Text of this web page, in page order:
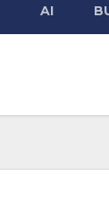
AI